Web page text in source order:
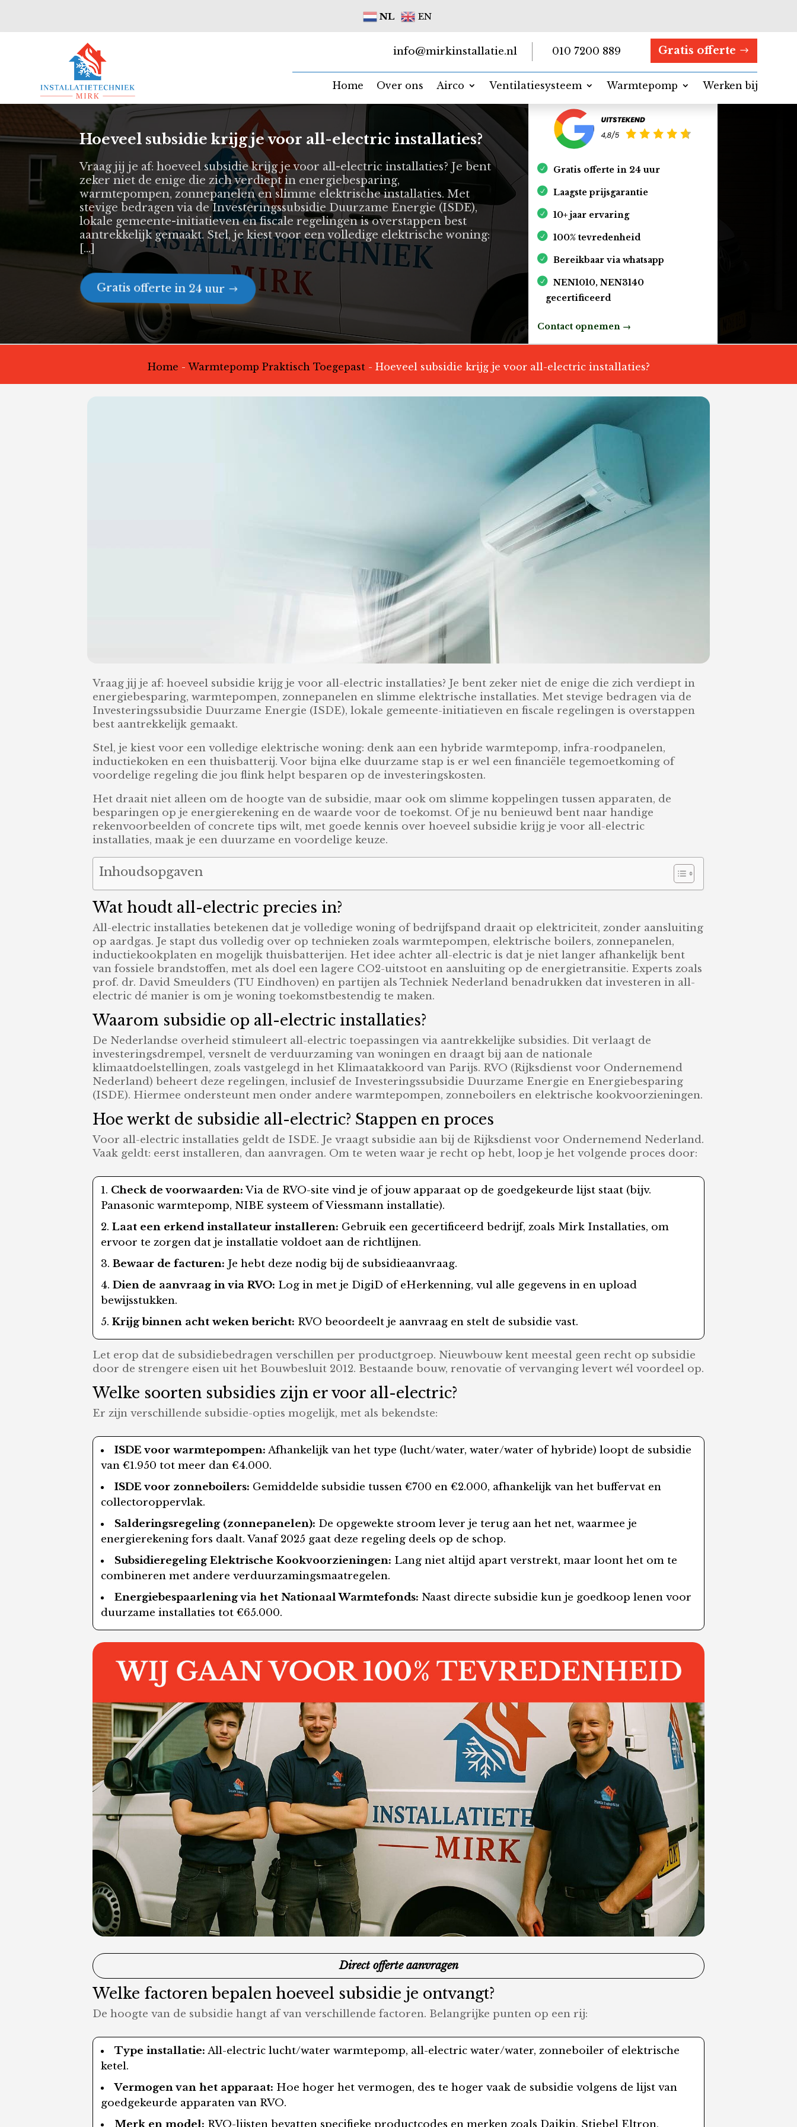
NL EN
Gratis offerte
010 7200 889
info@mirkinstallatie.nl
Home Over ons Airco Ventilatiesysteem Warmtepomp
Werken bij
Hoeveel subsidie krijg je voor all-electric installaties?
Vraag jij je af: hoeveel subsidie krijg je voor all-electric installaties? Je bent
zeker niet de enige die zich verdiept in energiebesparing,
warmtepompen, zonnepanelen en slimme elektrische installaties. Met
stevige bedragen via de Investeringssubsidie Duurzame Energie (ISDE),
lokale gemeente-initiatieven en fiscale regelingen is overstappen best
aantrekkelijk gemaakt. Stel, je kiest voor een volledige elektrische woning:
[…]
Gratis offerte in 24 uur
Gratis offerte in 24 uur
Laagste prijsgarantie
10+ jaar ervaring
100% tevredenheid
Bereikbaar via whatsapp
NEN1010, NEN3140
gecertificeerd
Contact opnemen →
Home - Warmtepomp Praktisch Toegepast- Hoeveel subsidie krijg je voor all-electric installaties?
Vraag jij je af: hoeveel subsidie krijg je voor all-electric installaties? Je bent zeker niet de enige die zich verdiept in
energiebesparing, warmtepompen, zonnepanelen en slimme elektrische installaties. Met stevige bedragen via de
Investeringssubsidie Duurzame Energie (ISDE), lokale gemeente-initiatieven en fiscale regelingen is overstappen
best aantrekkelijk gemaakt.
Stel, je kiest voor een volledige elektrische woning: denk aan een hybride warmtepomp, infra-roodpanelen,
inductiekoken en een thuisbatterij. Voor bijna elke duurzame stap is er wel een financiële tegemoetkoming of
voordelige regeling die jou flink helpt besparen op de investeringskosten.
Het draait niet alleen om de hoogte van de subsidie, maar ook om slimme koppelingen tussen apparaten, de
besparingen op je energierekening en de waarde voor de toekomst. Of je nu benieuwd bent naar handige
rekenvoorbeelden of concrete tips wilt, met goede kennis over hoeveel subsidie krijg je voor all-electric
installaties, maak je een duurzame en voordelige keuze.
Inhoudsopgaven
Wat houdt all-electric precies in?
All-electric installaties betekenen dat je volledige woning of bedrijfspand draait op elektriciteit, zonder aansluiting
op aardgas. Je stapt dus volledig over op technieken zoals warmtepompen, elektrische boilers, zonnepanelen,
inductiekookplaten en mogelijk thuisbatterijen. Het idee achter all-electric is dat je niet langer afhankelijk bent
van fossiele brandstoffen, met als doel een lagere CO2-uitstoot en aansluiting op de energietransitie. Experts zoals
prof. dr. David Smeulders (TU Eindhoven) en partijen als Techniek Nederland benadrukken dat investeren in all-
electric dé manier is om je woning toekomstbestendig te maken.
Waarom subsidie op all-electric installaties?
De Nederlandse overheid stimuleert all-electric toepassingen via aantrekkelijke subsidies. Dit verlaagt de
investeringsdrempel, versnelt de verduurzaming van woningen en draagt bij aan de nationale
klimaatdoelstellingen, zoals vastgelegd in het Klimaatakkoord van Parijs. RVO (Rijksdienst voor Ondernemend
Nederland) beheert deze regelingen, inclusief de Investeringssubsidie Duurzame Energie en Energiebesparing
(ISDE). Hiermee ondersteunt men onder andere warmtepompen, zonneboilers en elektrische kookvoorzieningen.
Hoe werkt de subsidie all-electric? Stappen en proces
Voor all-electric installaties geldt de ISDE. Je vraagt subsidie aan bij de Rijksdienst voor Ondernemend Nederland.
Vaak geldt: eerst installeren, dan aanvragen. Om te weten waar je recht op hebt, loop je het volgende proces door:
Check de voorwaarden: Via de RVO-site vind je of jouw apparaat op de goedgekeurde lijst staat (bijv.
Panasonic warmtepomp, NIBE systeem of Viessmann installatie).
Laat een erkend installateur installeren: Gebruik een gecertificeerd bedrijf, zoals Mirk Installaties, om
ervoor te zorgen dat je installatie voldoet aan de richtlijnen.
Bewaar de facturen: Je hebt deze nodig bij de subsidieaanvraag.
Dien de aanvraag in via RVO: Log in met je DigiD of eHerkenning, vul alle gegevens in en upload
bewijsstukken.
Krijg binnen acht weken bericht: RVO beoordeelt je aanvraag en stelt de subsidie vast.
Let erop dat de subsidiebedragen verschillen per productgroep. Nieuwbouw kent meestal geen recht op subsidie
door de strengere eisen uit het Bouwbesluit 2012. Bestaande bouw, renovatie of vervanging levert wél voordeel op.
Welke soorten subsidies zijn er voor all-electric?
Er zijn verschillende subsidie-opties mogelijk, met als bekendste:
ISDE voor warmtepompen: Afhankelijk van het type (lucht/water, water/water of hybride) loopt de subsidie
van €1.950 tot meer dan €4.000.
ISDE voor zonneboilers: Gemiddelde subsidie tussen €700 en €2.000, afhankelijk van het buffervat en
collectoroppervlak.
Salderingsregeling (zonnepanelen): De opgewekte stroom lever je terug aan het net, waarmee je
energierekening fors daalt. Vanaf 2025 gaat deze regeling deels op de schop.
Subsidieregeling Elektrische Kookvoorzieningen: Lang niet altijd apart verstrekt, maar loont het om te
combineren met andere verduurzamingsmaatregelen.
Energiebespaarlening via het Nationaal Warmtefonds: Naast directe subsidie kun je goedkoop lenen voor
duurzame installaties tot €65.000.
Direct offerte aanvragen
Welke factoren bepalen hoeveel subsidie je ontvangt?
De hoogte van de subsidie hangt af van verschillende factoren. Belangrijke punten op een rij:
Type installatie: All-electric lucht/water warmtepomp, all-electric water/water, zonneboiler of elektrische
ketel.
Vermogen van het apparaat: Hoe hoger het vermogen, des te hoger vaak de subsidie volgens de lijst van
goedgekeurde apparaten van RVO.
Merk en model: RVO-lijsten bevatten specifieke productcodes en merken zoals Daikin, Stiebel Eltron,